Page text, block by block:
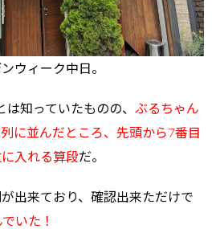
ウィーク中日。
知っていたものの、 ぶるちゃん
に並んだところ、先頭から7番目
入れる算段だ。
出来ており、確認出来ただけで
いた！